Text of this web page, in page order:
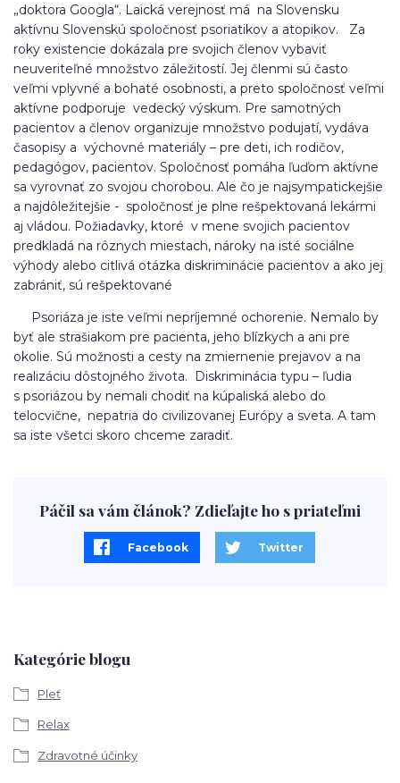
Kategórie blogu
Pleť
Relax
Zdravotné účinky
„doktora Googla“. Laická verejnosť má na Slovensku
aktívnu Slovenskú spoločnosť psoriatikov a atopikov. Za
roky existencie dokázala pre svojich členov vybaviť
neuveriteľné množstvo záležitostí. Jej členmi sú často
veľmi vplyvné a bohaté osobnosti, a preto spoločnosť veľmi
aktívne podporuje vedecký výskum. Pre samotných
pacientov a členov organizuje množstvo podujatí, vydáva
časopisy a výchovné materiály – pre deti, ich rodičov,
pedagógov, pacientov. Spoločnosť pomáha ľuďom aktívne
sa vyrovnať zo svojou chorobou. Ale čo je najsympatickejšie
a najdôležitejšie - spoločnosť je plne rešpektovaná lekármi
aj vládou. Požiadavky, ktoré v mene svojich pacientov
predkladá na rôznych miestach, nároky na isté sociálne
výhody alebo citlivá otázka diskriminácie pacientov a ako jej
zabrániť, sú rešpektované
Psoriáza je iste veľmi nepríjemné ochorenie. Nemalo by
byť ale strašiakom pre pacienta, jeho blízkych a ani pre
okolie. Sú možnosti a cesty na zmiernenie prejavov a na
realizáciu dôstojného života. Diskriminácia typu – ľudia
s psoriázou by nemali chodiť na kúpaliská alebo do
telocvične, nepatria do civilizovanej Európy a sveta. A tam
sa iste všetci skoro chceme zaradiť.
Páčil sa vám článok? Zdieľajte ho s priateľmi
Facebook Twitter